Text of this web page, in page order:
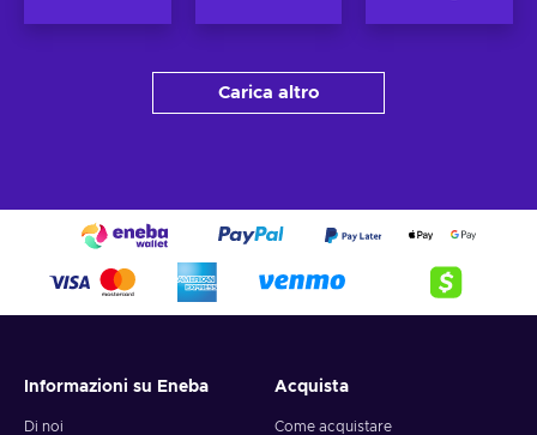
Carica altro
Informazioni su Eneba
Di noi
Acquista
Come acquistare